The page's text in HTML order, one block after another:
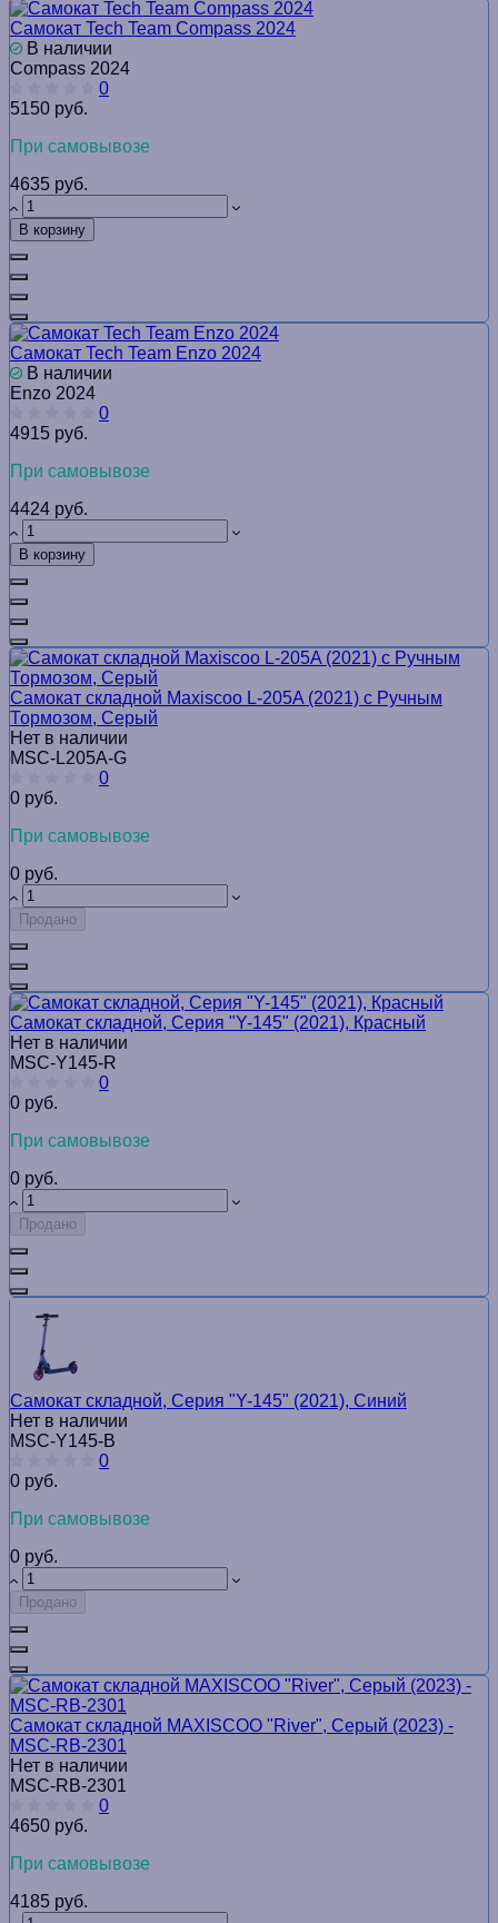
Самокат Tech Team Compass 2024
В наличии
Compass 2024
0
5150 руб.
При самовывозе
4635 руб.
В корзину
Самокат Tech Team Enzo 2024
В наличии
Enzo 2024
0
4915 руб.
При самовывозе
4424 руб.
В корзину
Самокат складной Maxiscoo L-205A (2021) с Ручным
Тормозом, Серый
Нет в наличии
MSC-L205A-G
0
0 руб.
При самовывозе
0 руб.
Продано
Самокат складной, Серия "Y-145" (2021), Красный
Нет в наличии
MSC-Y145-R
0
0 руб.
При самовывозе
0 руб.
Продано
Самокат складной, Серия "Y-145" (2021), Синий
Нет в наличии
MSC-Y145-B
0
0 руб.
При самовывозе
0 руб.
Продано
Самокат складной MAXISCOO "River", Серый (2023) -
MSC-RB-2301
Нет в наличии
MSC-RB-2301
0
4650 руб.
При самовывозе
4185 руб.